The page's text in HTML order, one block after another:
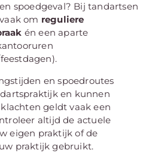
spoedgeval? Bij tandartsen
om reguliere
én een aparte
en spoedroutes
en kunnen
geldt vaak een
altijd de actuele
eigen praktijk of de
praktijk gebruikt.